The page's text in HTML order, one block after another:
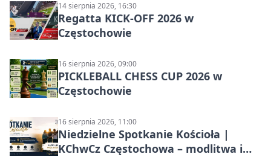
14 sierpnia 2026, 16:30
Regatta KICK-OFF 2026 w
Częstochowie
16 sierpnia 2026, 09:00
PICKLEBALL CHESS CUP 2026 w
Częstochowie
16 sierpnia 2026, 11:00
Niedzielne Spotkanie Kościoła |
KChwCz Częstochowa – modlitwa i